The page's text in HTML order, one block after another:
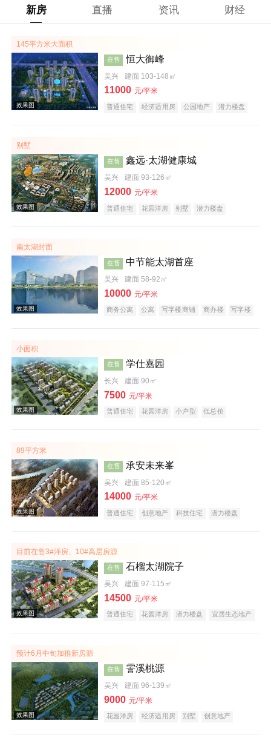
新房 直播 资讯 财经
145平方米大面积
效果图
在售 恒大御峰
吴兴 建面 103-148㎡
11000 元/平米
普通住宅 经济适用房 公园地产
潜力楼盘
别墅
效果图
在售 鑫远·太湖健康城
吴兴 建面 93-126㎡
12000 元/平米
普通住宅 花园洋房 别墅
潜力楼盘
南太湖封面
效果图
在售 中节能太湖首座
吴兴 建面 58-92㎡
10000 元/平米
商务公寓 公寓 写字楼商铺 商办楼
写字楼
小面积
效果图
在售 学仕嘉园
长兴 建面 90㎡
7500 元/平米
普通住宅 花园洋房 小户型
低总价
89平方米
在售 承安未来峯
吴兴 建面 85-120㎡
14000 元/平米
普通住宅 创意地产 科技住宅
潜力楼盘
目前在售3#洋房、10#高层房源
在售 石榴太湖院子
吴兴 建面 97-115㎡
14500 元/平米
普通住宅 花园洋房 潜力楼盘
宜居生态地产
预计6月中旬加推新房源
在售 霅溪桃源
吴兴 建面 96-139㎡
9000 元/平米
花园洋房 经济适用房 别墅
创意地产